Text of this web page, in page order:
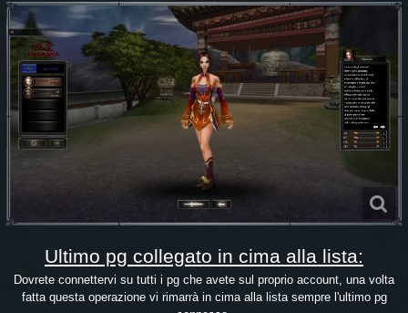
Ultimo pg collegato in cima alla lista:
Dovrete connettervi su tutti i pg che avete sul proprio account, una volta
fatta questa operazione vi rimarrà in cima alla lista sempre l'ultimo pg